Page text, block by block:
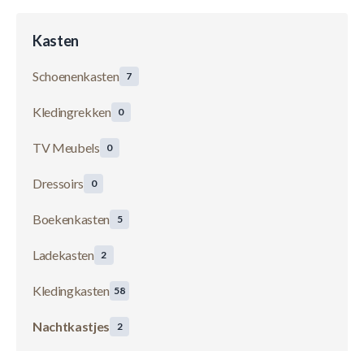
Kasten
Schoenenkasten 7
Kledingrekken 0
TV Meubels 0
Dressoirs 0
Boekenkasten 5
Ladekasten 2
Kledingkasten 58
Nachtkastjes 2